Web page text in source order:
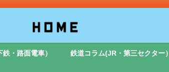
・路面電車） 鉄道コラム(JR・第三セクター）